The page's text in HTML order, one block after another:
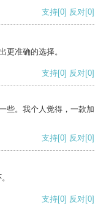
支持[0] 反对[0]
更准确的选择。
支持[0] 反对[0]
些。我个人觉得，一款加
支持[0] 反对[0]
支持[0] 反对[0]